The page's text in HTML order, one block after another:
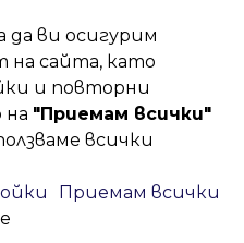
да ви осигурим
на сайта, като
и повторни
на "Приемам всички"
всички
Приемам всички